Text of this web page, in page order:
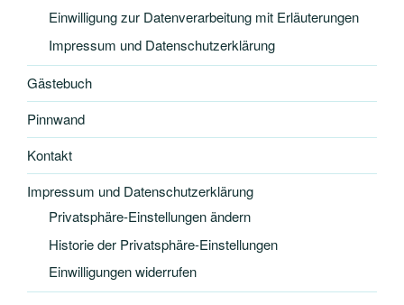
Einwilligung zur Datenverarbeitung mit Erläuterungen
Impressum und Datenschutzerklärung
Gästebuch
Pinnwand
Kontakt
Impressum und Datenschutzerklärung
Privatsphäre-Einstellungen ändern
Historie der Privatsphäre-Einstellungen
Einwilligungen widerrufen